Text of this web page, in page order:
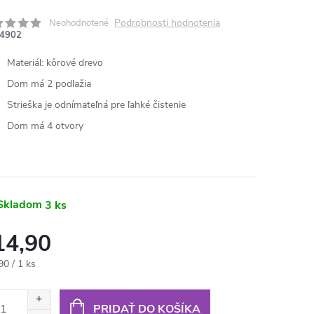
Neohodnotené Podrobnosti hodnotenia
4902
Materiál: kôrové drevo
Dom má 2 podlažia
Strieška je odnímateľná pre ľahké čistenie
Dom má 4 otvory
3 ks
/ 1 ks
PRIDAŤ DO KOŠÍKA